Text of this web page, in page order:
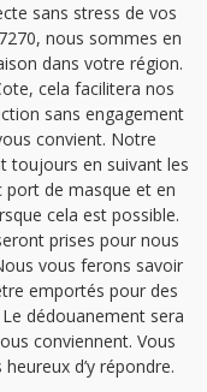
sans stress de vos
nous sommes en
dans votre région.
cela facilitera nos
sans engagement
convient. Notre
toujours en suivant les
port de masque et en
cela est possible.
prises pour nous
vous ferons savoir
emportés pour des
dédouanement sera
conviennent. Vous
d’y répondre.